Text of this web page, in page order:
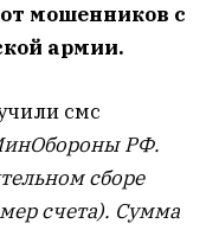
мошенников с
армии.
смс
РФ.
сборе
счета). Сумма